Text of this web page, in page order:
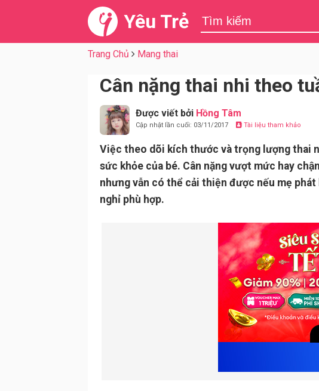
Yêu Trẻ
Trang Chủ Mang thai
Cân nặng thai nhi theo
Được viết bởi Hồng Tâm
Cập nhật lần cuối: 03/11/2017 Tài liệu tham khảo
Việc theo dõi kích thước và trọng lượng thai
sức khỏe của bé. Cân nặng vượt mức hay
nhưng vẫn có thể cải thiện được nếu mẹ
nghỉ phù hợp.